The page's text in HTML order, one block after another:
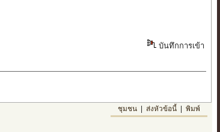
บันทึกการเข้า
ชุมชน| ส่งหัวข้อนี้| พิมพ์